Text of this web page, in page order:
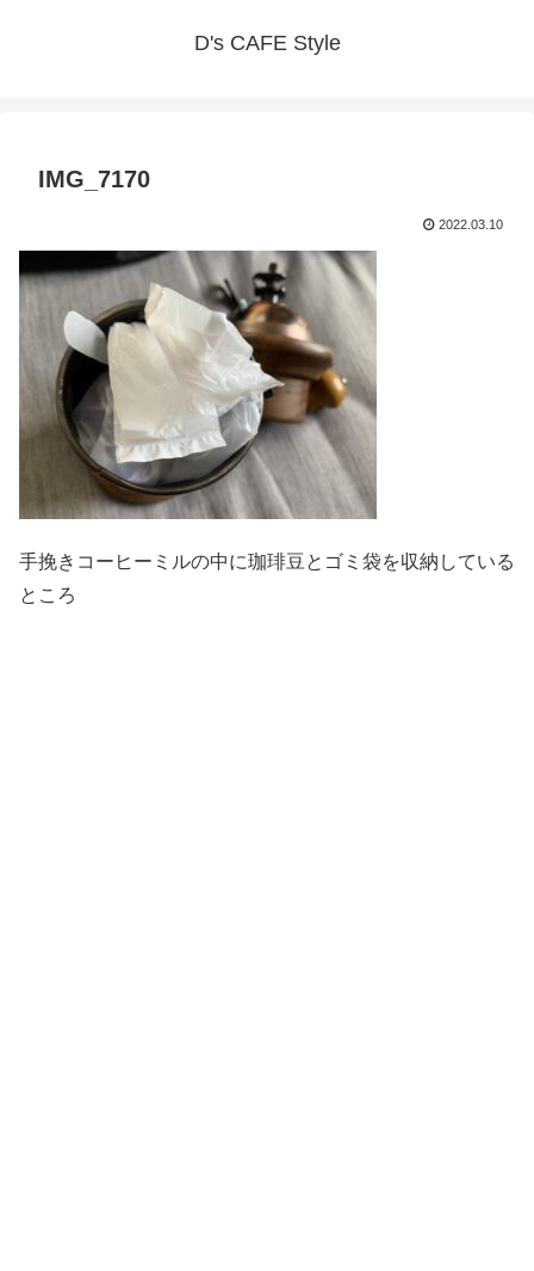
D's CAFE Style
IMG_7170
2022.03.10
手挽きコーヒーミルの中に珈琲豆とゴミ袋を収納している
ところ